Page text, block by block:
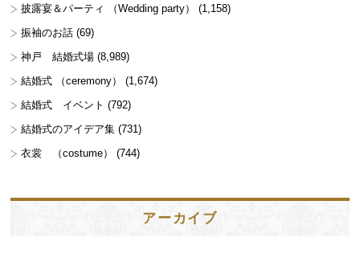
披露宴＆パーティ （Wedding party）
(1,158)
振袖のお話 (69)
神戸 結婚式場 (8,989)
結婚式 （ceremony）
(1,674)
結婚式 イベント (792)
結婚式のアイデア集 (731)
衣裳 （costume）
(744)
アーカイブ